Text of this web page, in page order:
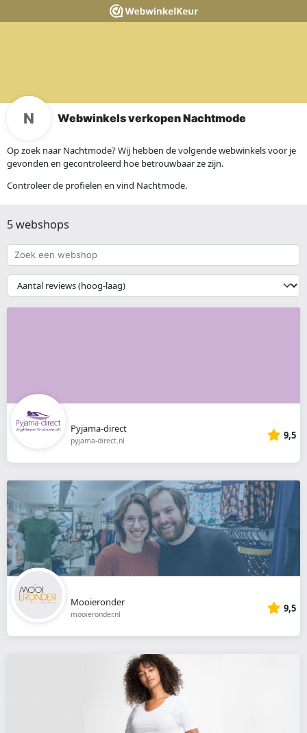
Webwinkels verkopen Nachtmode
Op zoek naar Nachtmode? Wij hebben de volgende webwinkels voor je
gevonden en gecontroleerd hoe betrouwbaar ze zijn.
Controleer de profielen en vind Nachtmode.
5 webshops
Zoek
een
webshop
{{
__('Sort')
}}
Pyjama-direct
pyjama-direct.nl 9,5
Mooieronder
mooieronder.nl 9,5